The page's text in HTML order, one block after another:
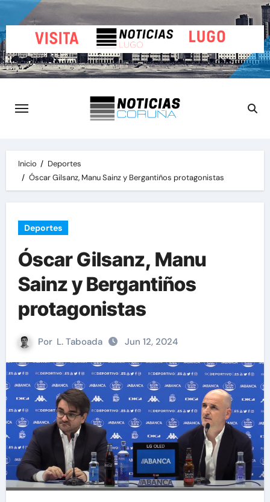
al
contenido
Inicio
Deportes
Óscar Gilsanz, Manu Sainz y Bergantiños protagonistas
Deportes
Óscar Gilsanz, Manu
Sainz y Bergantiños
protagonistas
Por L. Taboada Jun 12, 2024